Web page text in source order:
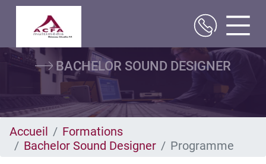
Aller
BACHELOR SOUND DESIGNER
Accueil
Formations
Bachelor Sound Designer
Programme